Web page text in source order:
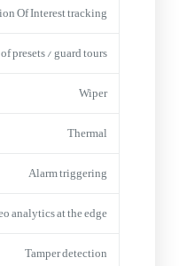
Of Interest tracking
presets / guard tours
Wiper
Thermal
Alarm triggering
analytics at the edge
Tamper detection